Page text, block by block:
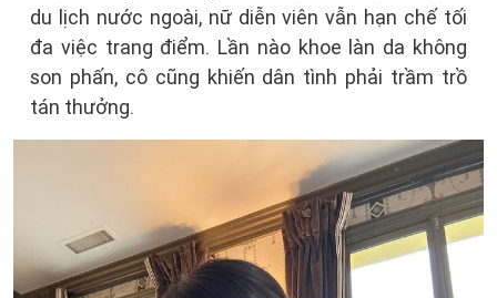
du lịch nước ngoài, nữ diễn viên vẫn hạn chế tối
đa việc trang điểm. Lần nào khoe làn da không
son phấn, cô cũng khiến dân tình phải trầm trồ
tán thưởng.